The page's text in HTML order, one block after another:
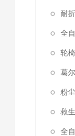
耐
全
轮
葛
粉
救